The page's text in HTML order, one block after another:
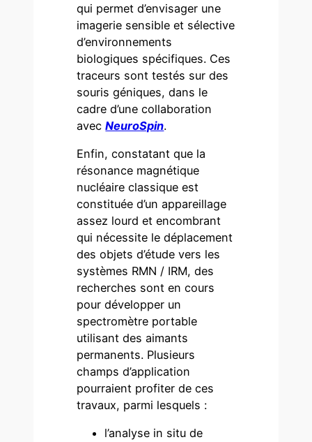
qui permet d’envisager une
imagerie sensible et sélective
d’environnements
biologiques spécifiques. Ces
traceurs sont testés sur des
souris géniques, dans le
cadre d’une collaboration
avecNeuroSpin.
Enfin, constatant que la
résonance magnétique
nucléaire classique est
constituée d’un appareillage
assez lourd et encombrant
qui nécessite le déplacement
des objets d’étude vers les
systèmes RMN / IRM, des
recherches sont en cours
pour développer un
spectromètre portable
utilisant des aimants
permanents. Plusieurs
champs d’application
pourraient profiter de ces
travaux, parmi lesquels :
l’analyse in situ de